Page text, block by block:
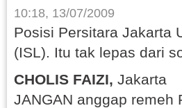
10:18, 13/07/2009
Posisi Persitara Jakarta
(ISL). Itu tak lepas dari
CHOLIS FAIZI, Jakarta
JANGAN anggap remeh